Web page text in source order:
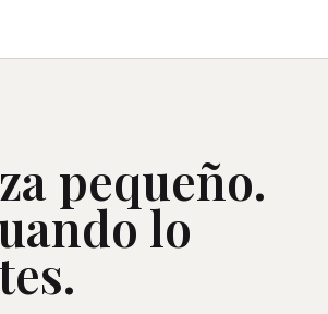
pequeño.
lo